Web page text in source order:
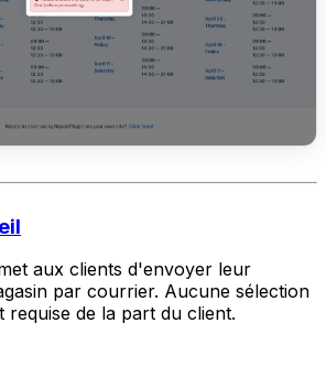
aux clients d'envoyer leur
par courrier. Aucune sélection
requise de la part du client.